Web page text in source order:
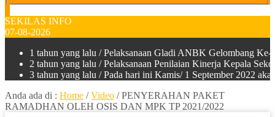
SEKILAS INFO
07-08-2026
1 tahun yang lalu / Pelaksanaan Gladi ANBK Gelombang Ke-
2 tahun yang lalu / Pelaksanaan Penilaian Kinerja Kepala
3 tahun yang lalu / Pada hari ini Kamis/ 1 September 2022
Anda ada di : Home /Video /PENYERAHAN PAKET
RAMADHAN OLEH OSIS DAN MPK TP 2021/2022